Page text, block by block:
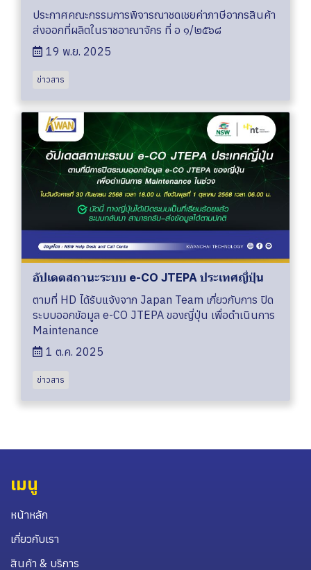
ประกาศคณะกรรมการพิจารณาชดเชยค่าภาษีอากรสินค้า
ส่งออกที่ผลิตในราชอาณาจักร ที่ อ ๑/๒๕๖๘
19 พ.ย. 2025
ข่าวสาร
อัปเดตสถานะระบบ e-CO JTEPA ประเทศญี่ปุ่น
ตามที่ HD ได้รับแจ้งจาก Japan Team เกี่ยวกับการ ปิด
ระบบออกข้อมูล e-CO JTEPA ของญี่ปุ่น เพื่อดำเนินการ
Maintenance
1 ต.ค. 2025
ข่าวสาร
เมนู
หน้าหลัก
เกี่ยวกับเรา
สินค้า & บริการ